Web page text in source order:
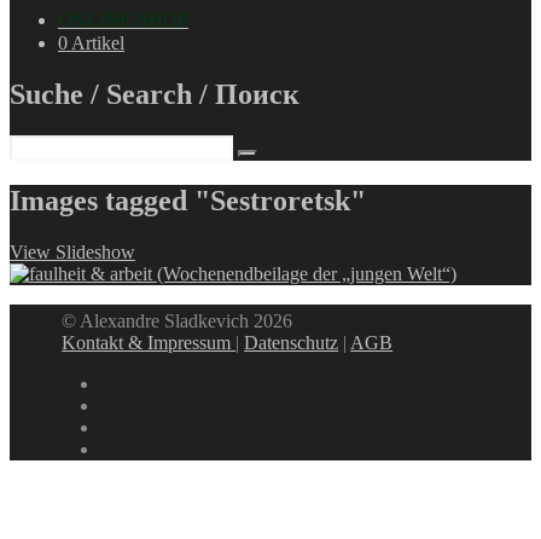
ONLINE-SHOP
0 Artikel
Suche / Search / Поиск
Images tagged "Sestroretsk"
View Slideshow
© Alexandre Sladkevich 2026
Kontakt & Impressum |Datenschutz | AGB